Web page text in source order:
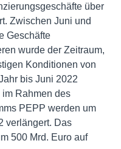
über
Zwischen Juni und
Geschäfte
wurde der Zeitraum,
Konditionen von
bis Juni 2022
Rahmen des
PEPP werden um
verlängert. Das
500 Mrd. Euro auf